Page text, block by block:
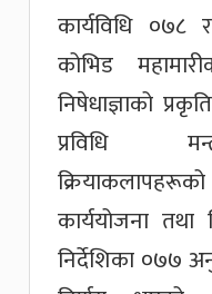
कार्यविधि ०७८
कोभिड
निषेधाज्ञाको
प्रविधि
कार्ययोजना
निर्देशिका ०७७